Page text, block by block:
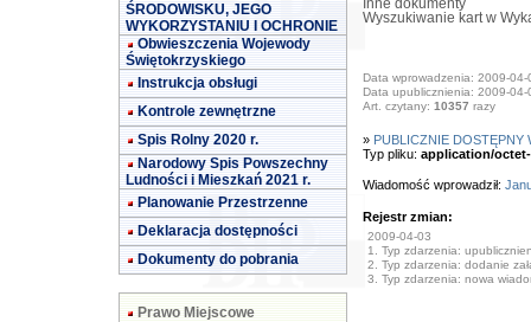
ŚRODOWISKU, JEGO
WYKORZYSTANIU I OCHRONIE
Obwieszczenia Wojewody
Świętokrzyskiego
Instrukcja obsługi
Kontrole zewnętrzne
Spis Rolny 2020 r.
Narodowy Spis Powszechny
Ludności i Mieszkań 2021 r.
Planowanie Przestrzenne
Deklaracja dostępności
Dokumenty do pobrania
Prawo Miejscowe
Inne dokumenty
Wyszukiwanie kart w
Data wprowadzenia: 2009-04-
Data upublicznienia: 2009-04-
Art. czytany: 10357 razy
» PUBLICZNIE DOSTĘPNY
Typ pliku: application/
Wiadomość wprowadził:
Rejestr zmian:
2009-04-03
1. Typ zdarzenia:
2. Typ zdarzenia: dodanie
3. Typ zdarzenia: nowa